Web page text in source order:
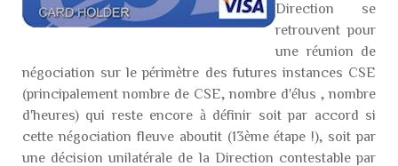
Direction se
retrouvent pour
une réunion de
négociation sur le périmètre des futures instances CSE
(principalement nombre de CSE, nombre d'élus , nombre
d'heures) qui reste encore à définir soit par accord si
cette négociation fleuve aboutit (13ème étape !), soit par
une décision unilatérale de la Direction contestable par